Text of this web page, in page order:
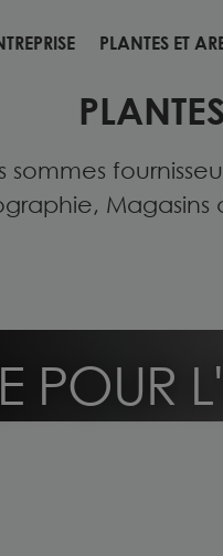
PLANTES ET
PLANTES ET
sommes
POUR